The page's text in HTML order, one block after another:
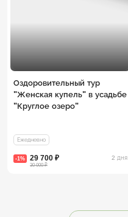
Оздоровительный тур
"Женская купель" в усадьбе
"Круглое озеро"
Ежедневно
-1% 29 700 ₽
30 000 ₽
2 дня